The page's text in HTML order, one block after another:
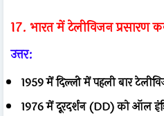
17. भारत में टेलीविजन
उत्तर:
1959 में दिल्ली में पहली बार
1976 में दूरदर्शन (DD) को ऑल